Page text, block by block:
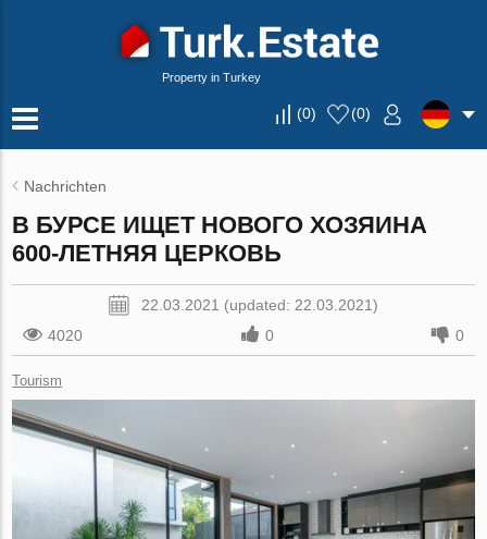
Property in Turkey
(0) (0)
Nachrichten
В БУРСЕ ИЩЕТ НОВОГО ХОЗЯИНА
600-ЛЕТНЯЯ ЦЕРКОВЬ
22.03.2021 (updated: 22.03.2021)
4020
0 0
Tourism